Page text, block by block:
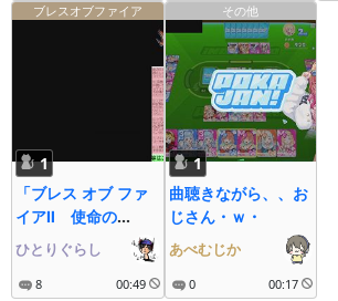
ブレスオブファイア
1
「ブレス オブ ファ
イアⅡ 使命の
子」 黙々まったり
初見プレイ 第40回
ひとりぐらし
8 00:49
その他
1
曲聴きながら、、お
じさん・ｗ・
あべむじか
0 00:17